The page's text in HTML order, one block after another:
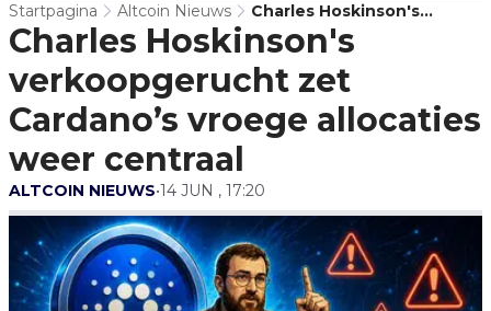
Startpagina Altcoin Nieuws
Charles Hoskinson's
Verkoopgerucht Zet
Cardano’s Vroege
Allocaties Weer Centraal
Charles Hoskinson's
verkoopgerucht zet
Cardano’s vroege allocaties
weer centraal
ALTCOIN NIEUWS•14 JUN , 17:20